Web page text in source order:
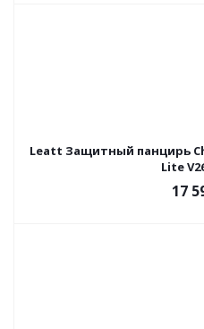
Leatt Защитный панцирь
Lite
17